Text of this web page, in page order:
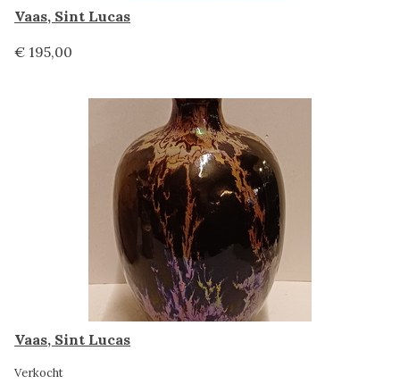
Vaas, Sint Lucas
€ 195,00
Vaas, Sint Lucas
Verkocht